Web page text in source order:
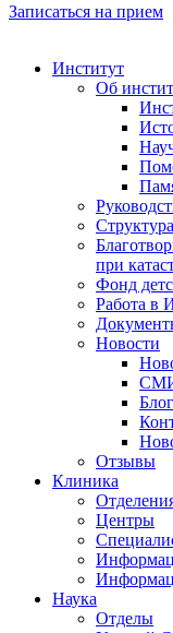
Записаться на прием
Институт
Об
Структура
при
Фонд
Работа в
Новости
Блог
Отзывы
Клиника
Центры
Наука
Отделы